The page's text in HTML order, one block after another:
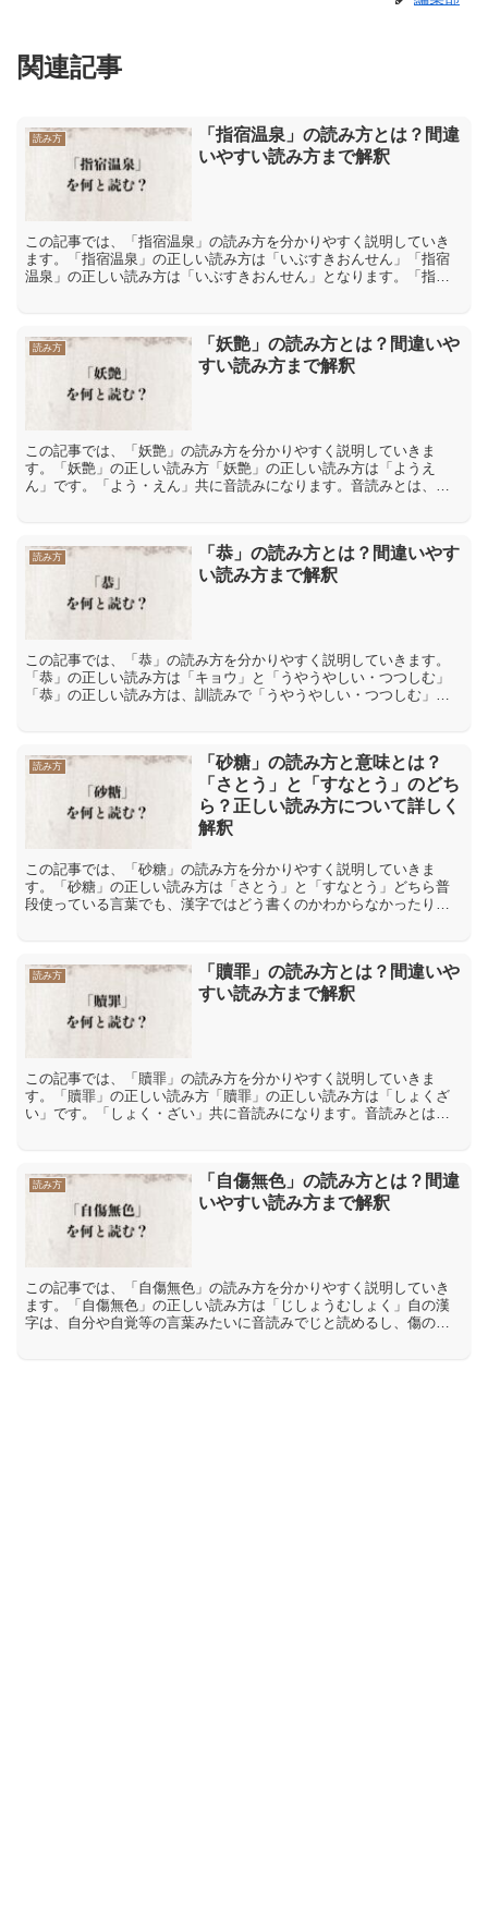
関連記事
読み方
「指宿温泉」の読み方とは？間違
いやすい読み方まで解釈
この記事では、「指宿温泉」の読み方を分かりやすく説明していき
ます。「指宿温泉」の正しい読み方は「いぶすきおんせん」「指宿
温泉」の正しい読み方は「いぶすきおんせん」となります。「指宿
読み方
「妖艶」の読み方とは？間違いや
すい読み方まで解釈
この記事では、「妖艶」の読み方を分かりやすく説明していきま
す。「妖艶」の正しい読み方「妖艶」の正しい読み方は「ようえ
ん」です。「よう・えん」共に音読みになります。音読みとは、漢
読み方
「恭」の読み方とは？間違いやす
い読み方まで解釈
この記事では、「恭」の読み方を分かりやすく説明していきます。
「恭」の正しい読み方は「キョウ」と「うやうやしい・つつしむ」
「恭」の正しい読み方は、訓読みで「うやうやしい・つつしむ」、
読み方
「砂糖」の読み方と意味とは？
「さとう」と「すなとう」のどち
ら？正しい読み方について詳しく
解釈
この記事では、「砂糖」の読み方を分かりやすく説明していきま
す。「砂糖」の正しい読み方は「さとう」と「すなとう」どちら普
段使っている言葉でも、漢字ではどう書くのかわからなかったり、
読み方
「贖罪」の読み方とは？間違いや
すい読み方まで解釈
この記事では、「贖罪」の読み方を分かりやすく説明していきま
す。「贖罪」の正しい読み方「贖罪」の正しい読み方は「しょくざ
い」です。「しょく・ざい」共に音読みになります。音読みとは、
読み方
「自傷無色」の読み方とは？間違
いやすい読み方まで解釈
この記事では、「自傷無色」の読み方を分かりやすく説明していき
ます。「自傷無色」の正しい読み方は「じしょうむしょく」自の漢
字は、自分や自覚等の言葉みたいに音読みでじと読めるし、傷の漢